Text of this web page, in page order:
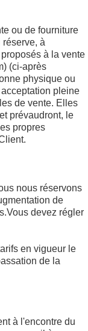
ou de fourniture
à
à la vente
(ci-après
physique ou
pleine
de vente. Elles
prévaudront, le
propres
nous réservons
de
devez régler
en vigueur le
de la
à l'encontre du